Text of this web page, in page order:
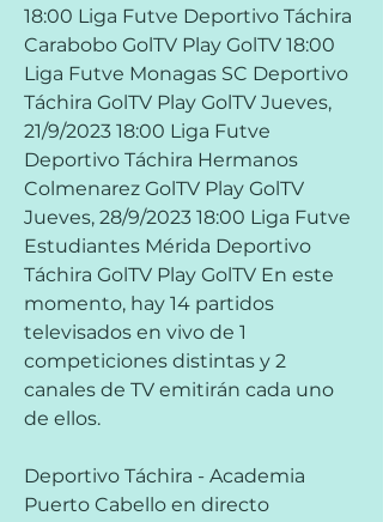
18:00 Liga Futve Deportivo Táchira
Carabobo GolTV Play GolTV 18:00
Liga Futve Monagas SC Deportivo
Táchira GolTV Play GolTV Jueves,
21/9/2023 18:00 Liga Futve
Deportivo Táchira Hermanos
Colmenarez GolTV Play GolTV
Jueves, 28/9/2023 18:00 Liga Futve
Estudiantes Mérida Deportivo
Táchira GolTV Play GolTV En este
momento, hay 14 partidos
televisados en vivo de 1
competiciones distintas y 2
canales de TV emitirán cada uno
de ellos.
Deportivo Táchira - Academia
Puerto Cabello en directo